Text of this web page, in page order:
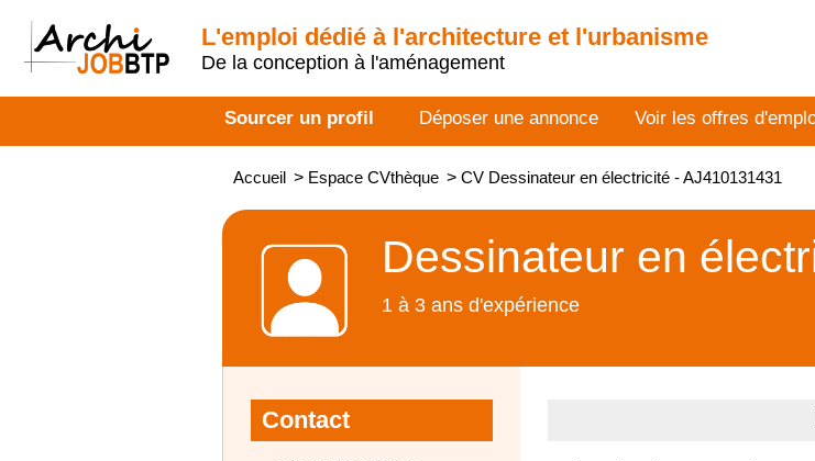
L'emploi dédié à l'architecture et l'urbanisme
De la conception à l'aménagement
Sourcer un profil Déposer une annonce Voir les offres
Accueil > Espace CVthèque > CV Dessinateur en électricité - AJ410131431
Dessinateur en
1 à 3 ans d'expérience
Contact